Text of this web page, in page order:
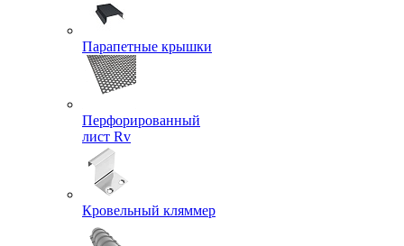
Парапетные крышки
Перфорированный
лист Rv
Кровельный кляммер